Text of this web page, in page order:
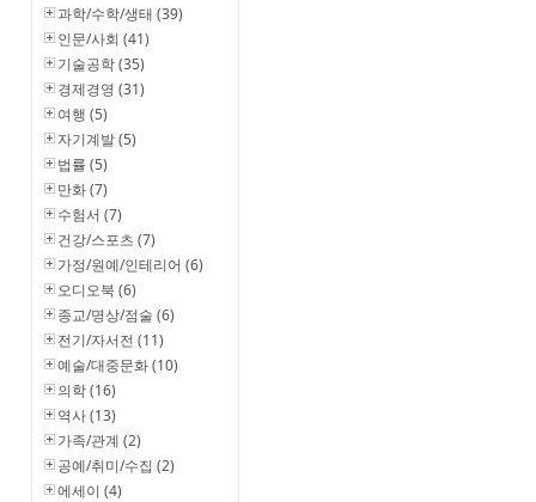
과학/수학/생태 (39)
인문/사회 (41)
기술공학 (35)
경제경영 (31)
여행 (5)
자기계발 (5)
법률 (5)
만화 (7)
수험서 (7)
건강/스포츠 (7)
가정/원예/인테리어 (6)
오디오북 (6)
종교/명상/점술 (6)
전기/자서전 (11)
예술/대중문화 (10)
의학 (16)
역사 (13)
가족/관계 (2)
공예/취미/수집 (2)
에세이 (4)